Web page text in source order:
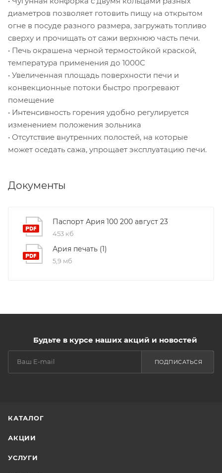
диаметров позволяет готовить пищу на открытом
огне в посуде разного размера, загружать топливо
сверху и прочищать от сажи верхнюю часть печи.
• Печь окрашена черной термостойкой краской,
температура применения до 1000С
• Увеличенная площадь поверхности печи и
конвекционные потоки быстро прогревают
помещение
• Интенсивность горения удобно регулируется
изменением положения зольника
• Отсутствие внутренних полостей, на которые
может оседать сажа, упрощает эксплуатацию печи.
Документы
Паспорт Ария 100 200 август 23
453 кб
Ария печать (1)
5,9 мб
Будьте в курсе наших акций и новостей
ПОДПИСАТЬСЯ
КАТАЛОГ
АКЦИИ
УСЛУГИ